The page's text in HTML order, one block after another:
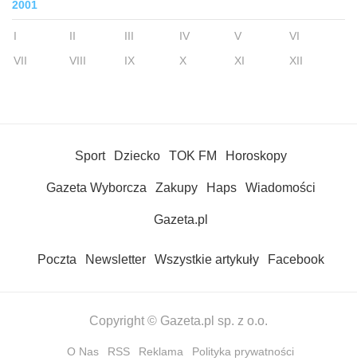
2001
I II III IV V
VI
VII
VIII IX X XI XII
Sport Dziecko TOK FM Horoskopy
Gazeta Wyborcza Zakupy Haps Wiadomości
Gazeta.pl
Poczta Newsletter Wszystkie artykuły Facebook
Copyright © Gazeta.pl sp. z o.o.
O Nas RSS Reklama Polityka prywatności